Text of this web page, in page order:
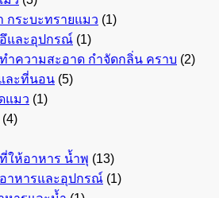
กระบะทรายแมว (1)
อึและอุปกรณ์ (1)
ทำความสะอาด กำจัดกลิ่น คราบ (2)
ละที่นอน (5)
แมว (1)
(4)
ให้อาหาร น้ำพุ (13)
อาหารและอุปกรณ์ (1)